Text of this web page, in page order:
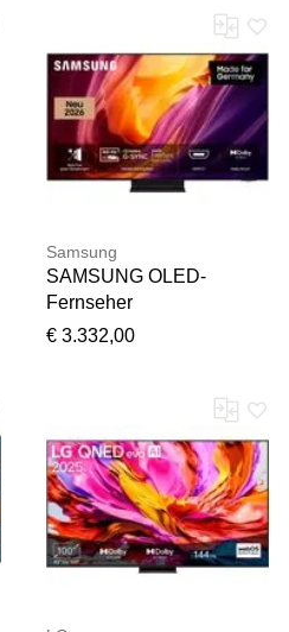
Samsung
SAMSUNG OLED-
Fernseher
"GQ65S95HFT",
Fernseher, Antireflexion
mit Glare Free, HDR pro,
Ultimate Gaming Pack mit
165Hz, OLED-Fernseher
€ 3.332,00